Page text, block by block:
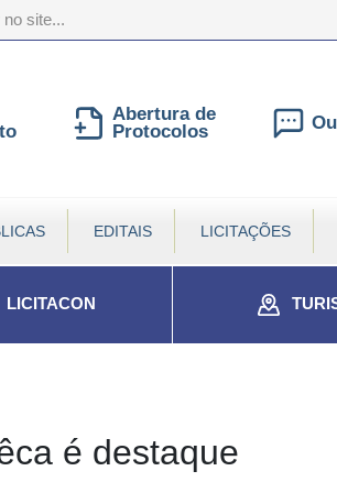
Abertura de
Protocolos
EDITAIS LICITAÇÕES
LICITACON
é destaque